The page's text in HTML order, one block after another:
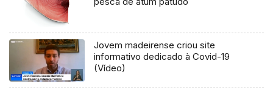
Jovem madeirense criou site
informativo dedicado à Covid-19
(Vídeo)